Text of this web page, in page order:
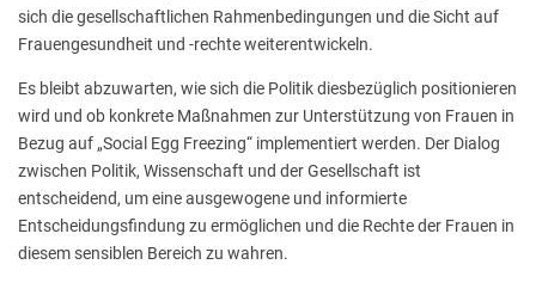
sich die gesellschaftlichen Rahmenbedingungen und die Sicht auf
Frauengesundheit und -rechte weiterentwickeln.
Es bleibt abzuwarten, wie sich die Politik diesbezüglich positionieren
wird und ob konkrete Maßnahmen zur Unterstützung von Frauen in
Bezug auf „Social Egg Freezing“ implementiert werden. Der Dialog
zwischen Politik, Wissenschaft und der Gesellschaft ist
entscheidend, um eine ausgewogene und informierte
Entscheidungsfindung zu ermöglichen und die Rechte der Frauen in
diesem sensiblen Bereich zu wahren.